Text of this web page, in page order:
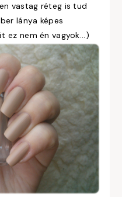
vastag réteg is tud
lánya képes
ez nem én vagyok...)